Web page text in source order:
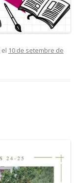
el 10 de setembre de